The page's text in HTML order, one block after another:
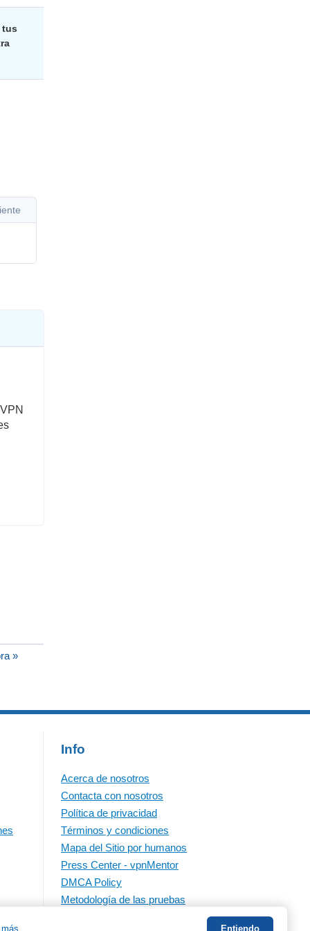
tus
»
Info
Acerca de nosotros
Contacta con nosotros
Política de privacidad
Términos y condiciones
Mapa del Sitio por humanos
Press Center - vpnMentor
DMCA Policy
Metodología de las pruebas
Entiendo